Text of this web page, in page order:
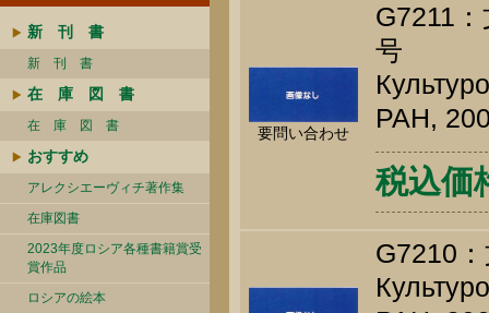
新 刊 書
新 刊 書
在 庫 図 書
在 庫 図 書
おすすめ
アレクシエーヴィチ著作集
在庫図書
2023年度ロシア各種書籍賞受
賞作品
ロシアの絵本
要問い合わせ
G7211
号
РАН,
税込価
G7210